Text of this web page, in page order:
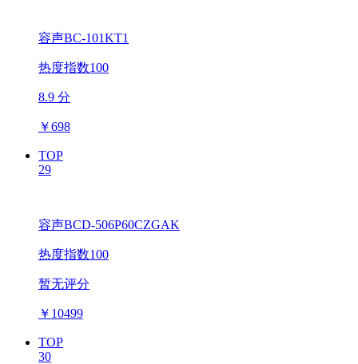
容声BC-101KT1
热度指数100
8.9 分
￥698
TOP
29
容声BCD-506P60CZGAK
热度指数100
暂无评分
￥ 10499
TOP
30